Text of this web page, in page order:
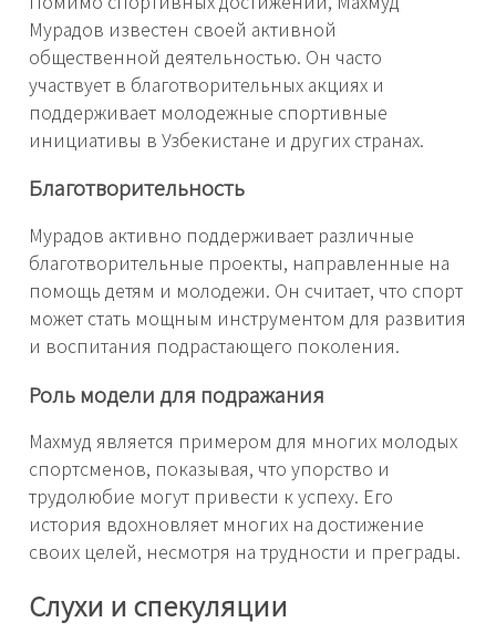
Мурадов известен своей активной
общественной деятельностью. Он часто
участвует в благотворительных акциях и
поддерживает молодежные спортивные
инициативы в Узбекистане и других странах.
Благотворительность
Мурадов активно поддерживает различные
благотворительные проекты, направленные на
помощь детям и молодежи. Он считает, что спорт
может стать мощным инструментом для развития
и воспитания подрастающего поколения.
Роль модели для подражания
Махмуд является примером для многих молодых
спортсменов, показывая, что упорство и
трудолюбие могут привести к успеху. Его
история вдохновляет многих на достижение
своих целей, несмотря на трудности и преграды.
Слухи и спекуляции